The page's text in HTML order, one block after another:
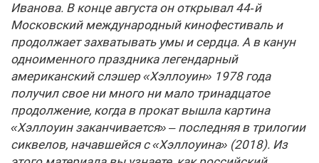
Иванова. В конце августа он открывал 44‑й
Московский международный кинофестиваль и
продолжает захватывать умы и сердца. А в канун
одноименного праздника легендарный
американский слэшер «Хэллоуин» 1978 года
получил свое ни много ни мало тринадцатое
продолжение, когда в прокат вышла картина
«Хэллоуин заканчивается» – последняя в трилогии
сиквелов, начавшейся с «Хэллоуина» (2018). Из